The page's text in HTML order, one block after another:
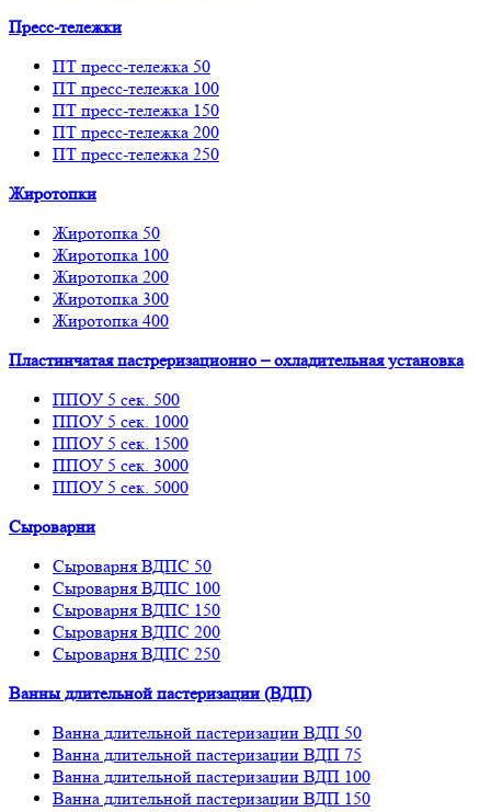
Пресс-тележки
ПТ пресс-тележка 50
ПТ пресс-тележка 100
ПТ пресс-тележка 150
ПТ пресс-тележка 200
ПТ пресс-тележка 250
Жиротопки
Жиротопка 50
Жиротопка 100
Жиротопка 200
Жиротопка 300
Жиротопка 400
Пластинчатая пастреризационно – охладительная установка
ППОУ 5 сек. 500
ППОУ 5 сек. 1000
ППОУ 5 сек. 1500
ППОУ 5 сек. 3000
ППОУ 5 сек. 5000
Сыроварни
Сыроварня ВДПС 50
Сыроварня ВДПС 100
Сыроварня ВДПС 150
Сыроварня ВДПС 200
Сыроварня ВДПС 250
Ванны длительной пастеризации (ВДП)
Ванна длительной пастеризации ВДП 50
Ванна длительной пастеризации ВДП 75
Ванна длительной пастеризации ВДП 100
Ванна длительной пастеризации ВДП 150